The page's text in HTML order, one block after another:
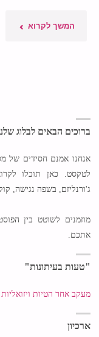
קולות
המשך לקרוא "זיקה
ברוכים הבאים לבלוג
אנחנו אמנם חסידים של
לטקסט. כאן תוכלו
ג'ורנליזם, בשפה נגישה,
מוזמנים לשוטט בין
אתכם.
"טעות בעיתונות"
מעקב אחר הטיות
ארכיון